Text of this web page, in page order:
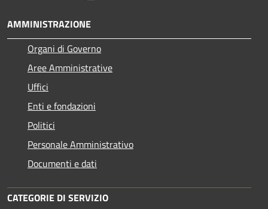
AMMINISTRAZIONE
Organi di Governo
Aree Amministrative
Uffici
Enti e fondazioni
Politici
Personale Amministrativo
Documenti e dati
CATEGORIE DI SERVIZIO